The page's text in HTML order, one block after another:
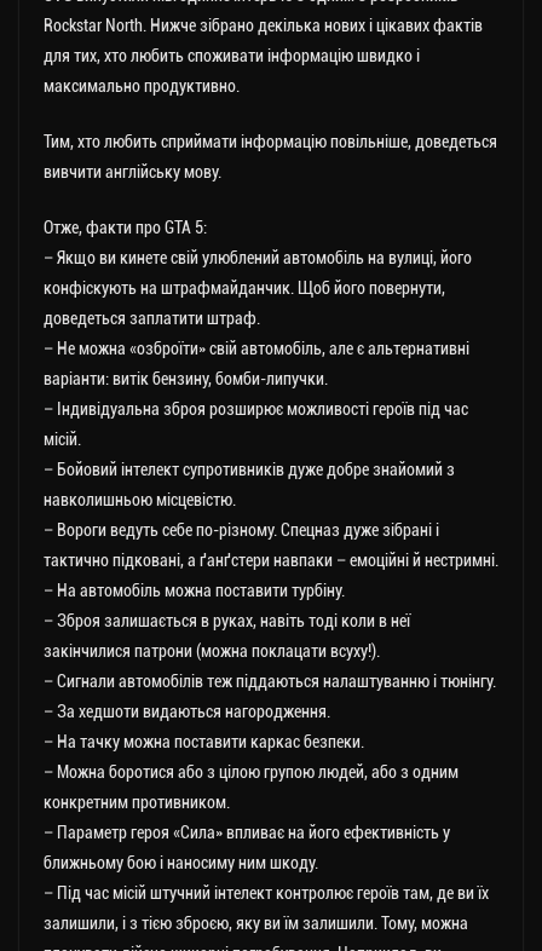
Rockstar North. Нижче зібрано декілька нових і цікавих фактів
для тих, хто любить споживати інформацію швидко і
максимально продуктивно.
Тим, хто любить сприймати інформацію повільніше, доведеться
вивчити англійську мову.
Отже, факти про GTA 5:
– Якщо ви кинете свій улюблений автомобіль на вулиці, його
конфіскують на штрафмайданчик. Щоб його повернути,
доведеться заплатити штраф.
– Не можна «озброїти» свій автомобіль, але є альтернативні
варіанти: витік бензину, бомби-липучки.
– Індивідуальна зброя розширює можливості героїв під час
місій.
– Бойовий інтелект супротивників дуже добре знайомий з
навколишньою місцевістю.
– Вороги ведуть себе по-різному. Спецназ дуже зібрані і
тактично підковані, а ґанґстери навпаки – емоційні й нестримні.
– На автомобіль можна поставити турбіну.
– Зброя залишається в руках, навіть тоді коли в неї
закінчилися патрони (можна поклацати всуху!).
– Сигнали автомобілів теж піддаються налаштуванню і тюнінгу.
– За хедшоти видаються нагородження.
– На тачку можна поставити каркас безпеки.
– Можна боротися або з цілою групою людей, або з одним
конкретним противником.
– Параметр героя «Сила» впливає на його ефективність у
ближньому бою і наносиму ним шкоду.
– Під час місій штучний інтелект контролює героїв там, де ви їх
залишили, і з тією зброєю, яку ви їм залишили. Тому, можна